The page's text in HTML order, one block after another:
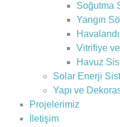
Soğutma
Yangın
Vitrifiye
Havuz
Solar Enerji
Yapı ve
Projelerimiz
İletişim